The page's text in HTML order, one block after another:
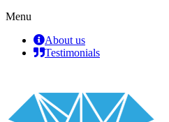
Menu
About us
Testimonials